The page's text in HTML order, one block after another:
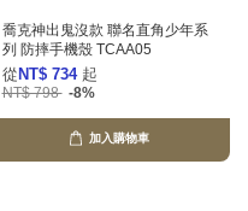
喬克神出鬼沒款 聯名直角少年系
列 防摔手機殼 TCAA05
從NT$ 734 起
NT$ 798 -8%
加入購物車